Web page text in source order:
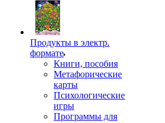
Продукты в электр.
формате
Книги, пособия
Метафорические
карты
Психологические
игры
Программы для